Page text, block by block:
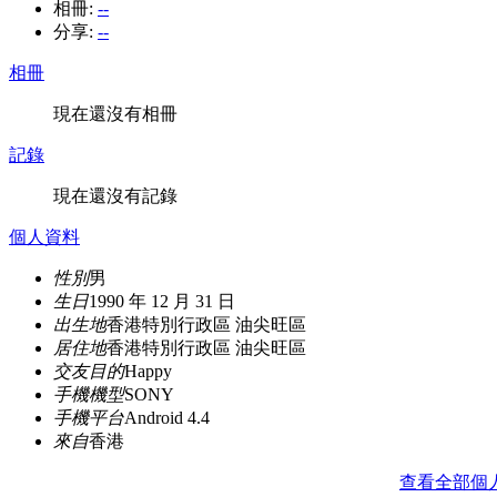
相冊: --
分享: --
相冊
現在還沒有相冊
記錄
現在還沒有記錄
個人資料
性別男
生日1990 年 12 月 31 日
出生地香港特別行政區 油尖旺區
居住地香港特別行政區 油尖旺區
交友目的Happy
手機機型SONY
手機平台Android 4.4
來自香港
查看全部個